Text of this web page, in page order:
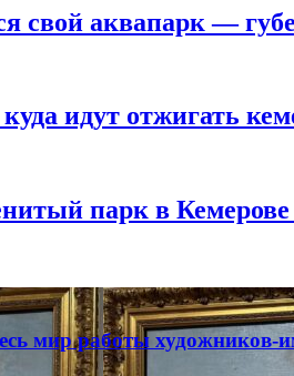
свой аквапарк —
идут отжигать
парк в
мир работы художников-